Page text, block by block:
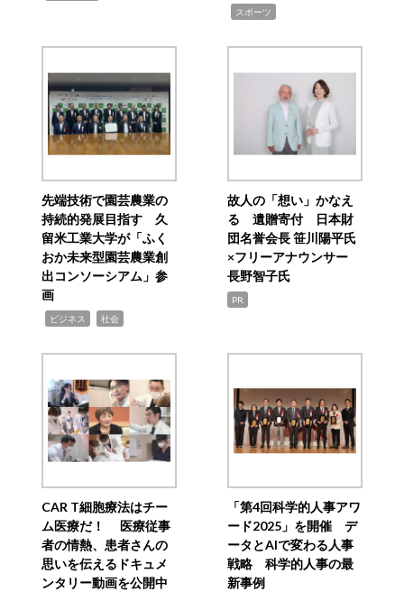
スポーツ
先端技術で園芸農業の
持続的発展目指す 久
留米工業大学が「ふく
おか未来型園芸農業創
出コンソーシアム」参
画
ビジネス 社会
故人の「想い」かなえ
る 遺贈寄付 日本財
団名誉会長 笹川陽平氏
×フリーアナウンサー
長野智子氏
PR
CAR T細胞療法はチー
ム医療だ！ 医療従事
者の情熱、患者さんの
思いを伝えるドキュメ
ンタリー動画を公開中
「第4回科学的人事アワ
ード2025」を開催 デ
ータとAIで変わる人事
戦略 科学的人事の最
新事例